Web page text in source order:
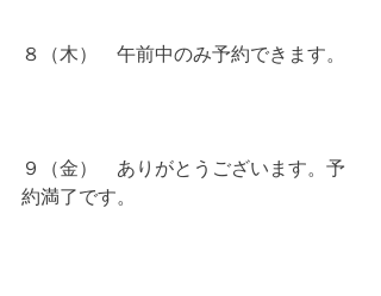
８（木）　午前中のみ予約できます。
９（金）　ありがとうございます。予
約満了です。